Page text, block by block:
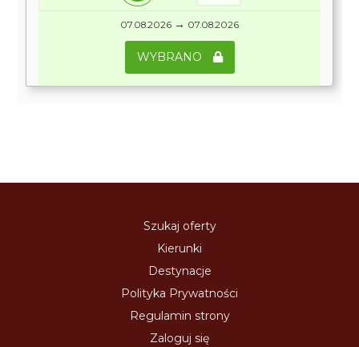
07.08.2026 → 07.08.2026
WYBRANO
Szukaj oferty
Kierunki
Destynacje
Polityka Prywatności
Regulamin strony
Zaloguj się